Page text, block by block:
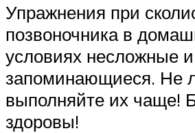
Упражнения при
позвоночника в
условиях несложные и
запоминающиеся. Не
выполняйте их чаще!
здоровы!